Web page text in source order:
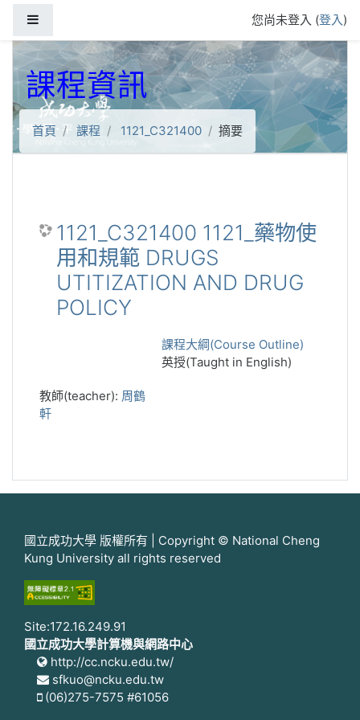
您尚未登入 (登入)
課程資訊
首頁 課程 1121_C321400 摘要
1121_C321400 1121_藥物使
用和規範 DRUGS
UTITIZATION AND DRUG
POLICY
課程大綱(Course Outline)
英授(Taught in English)
教師(teacher): 周鶴
軒
國立成功大學 版權所有 | Copyright © National Cheng
Kung University all rights reserved
Site:172.16.249.91
國立成功大學計算機與網路中心
http://cc.ncku.edu.tw/
sfkuo@ncku.edu.tw
(06)275-7575 #61056